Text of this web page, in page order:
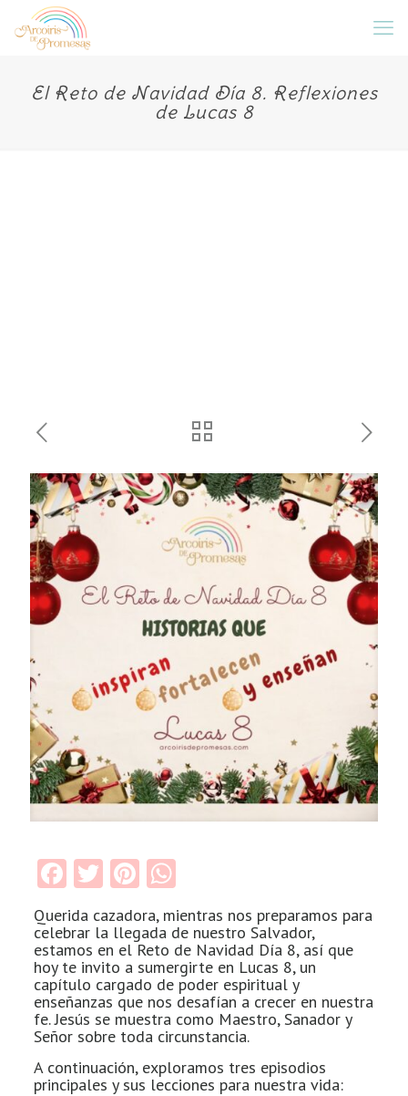
El Reto de Navidad Día 8. Reflexiones
de Lucas 8
Facebook
TwitterPinterest
WhatsApp
Querida cazadora, mientras nos preparamos para
celebrar la llegada de nuestro Salvador,
estamos en el Reto de Navidad Día 8, así que
hoy te invito a sumergirte en Lucas 8, un
capítulo cargado de poder espiritual y
enseñanzas que nos desafían a crecer en nuestra
fe. Jesús se muestra como Maestro, Sanador y
Señor sobre toda circunstancia.
A continuación, exploramos tres episodios
principales y sus lecciones para nuestra vida: